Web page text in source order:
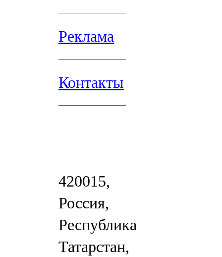
Реклама
Контакты
420015,
Россия,
Республика
Татарстан,